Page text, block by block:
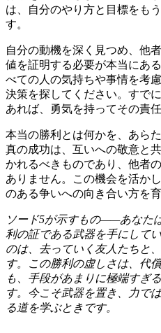
は、自分のやり方と目標をも
す。
自分の動機を深く見つめ、他
値を証明する必要が本当にあ
べての人の気持ちや事情を考
決策を探してください。すで
あれば、勇気を持ってその責
本当の勝利とは何かを、あら
真の成功は、互いへの敬意と
かれるべきものであり、他者
ありません。この機会を活か
のある争いへの向き合い方を
ソード5が示すもの——あなた
利の証である武器を手にして
のは、去っていく友人たちと
す。この勝利の虚しさは、代
も、手段があまりに極端すぎ
す。今こそ武器を置き、力で
る道を学ぶときです。